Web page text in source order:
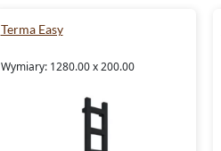
Terma Easy
Wymiary: 1280.00 x 200.00